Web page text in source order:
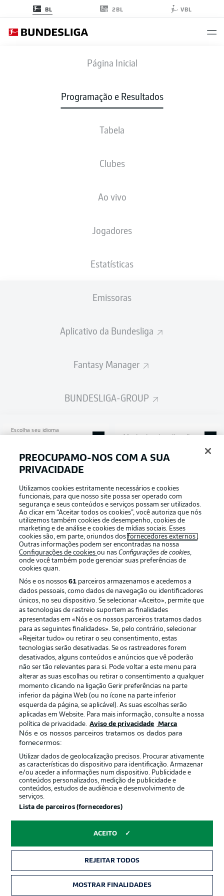
BL 2BL VBL
Página Inicial
Programação e Resultados
Tabela
Clubes
Ao vivo
Jogadores
Estatísticas
Emissoras
Aplicativo da Bundesliga
Fantasy Manager
BUNDESLIGA-GROUP
Escolha seu idioma
Login
BVB SVW
ESCALAÇÕES
sex., 09.10.2026 - dom., 11.10.2026
Publicidade
Football as it’s meant to be
APLICATIVO DA BUNDESLIGA
Oferecido por
Gerir preferências Aviso de privacidade
Emissoras
Trabalhe conosco Marca
PREOCUPAMO-NOS COM A SUA
PRIVACIDADE
Utilizamos cookies estritamente necessários e cookies
funcionais, para que nosso site possa ser operado com
segurança e seus conteúdos e serviços possam ser utilizados.
Ao clicar em “Aceitar todos os cookies”, você autoriza que nós
utilizemos também cookies de desempenho, cookies de
marketing e de análise e cookies de mídias sociais. Esses
cookies são, em parte, oriundos dosfornecedores externos .
Outras informações podem ser encontradas na nossa
Configurações de cookiesou nasConfigurações de cookies,
onde você também pode gerenciar suas preferências de
cookies quan.
Nós e os nossos61 parceiros armazenamos e acedemos a
dados pessoais, como dados de navegação ou identificadores
únicos, no seu dispositivo. Se selecionar «Aceito», permite que
as tecnologias de rastreio suportem as finalidades
apresentadas em «Nós e os nossos parceiros tratamos dados
para as seguintes finalidades». Se, pelo contrário, selecionar
«Rejeitar tudo» ou retirar o seu consentimento, estas
tecnologias serão desativadas. Se os rastreadores forem
desativados, alguns conteúdos e anúncios que vê poderão
não ser tão relevantes para si. Pode voltar a este menu para
alterar as suas escolhas ou retirar o consentimento a qualquer
momento clicando na ligação Gerir preferências na parte
inferior da página Web (ou no ícone na parte inferior
esquerda da página, se aplicável). As suas escolhas serão
aplicadas em Website. Para mais informação, consulte a nossa
política de privacidade. Aviso de privacidade Marca
Nós e os nossos parceiros tratamos os dados para
fornecermos:
Utilizar dados de geolocalização precisos. Procurar ativamente
as características do dispositivo para identificação. Armazenar
e/ou aceder a informações num dispositivo. Publicidade e
conteúdos personalizados, medição de publicidade e
conteúdos, estudos de audiência e desenvolvimento de
serviços.
Lista de parceiros (fornecedores)
ACEITO
REJEITAR TODOS
MOSTRAR FINALIDADES